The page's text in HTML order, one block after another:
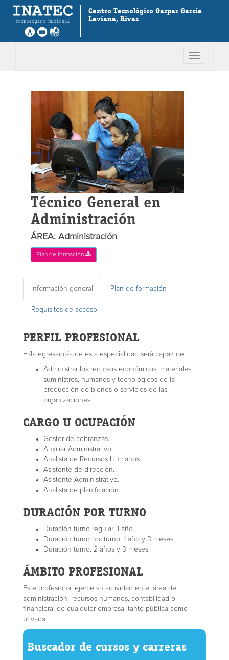
Centro Tecnológico Gaspar García
Laviana, Rivas
Toggle
Técnico General en
Administración
ÁREA: Administración
Plan de formación
Información general Plan de formación
Requisitos de acceso
PERFIL PROFESIONAL
El/la egresado/a de esta especialidad será capaz de:
Administrar los recursos económicos, materiales,
suministros, humanos y tecnológicos de la
producción de bienes o servicios de las
organizaciones.
CARGO U OCUPACIÓN
Gestor de cobranzas.
Auxiliar Administrativo.
Analista de Recursos Humanos.
Asistente de dirección.
Asistente Administrativo.
Analista de planificación.
DURACIÓN POR TURNO
Duración turno regular: 1 año.
Duración turno nocturno: 1 año y 3 meses.
Duración turno: 2 años y 3 meses.
ÁMBITO PROFESIONAL
Este profesional ejerce su actividad en el área de
administración, recursos humanos, contabilidad o
financiera, de cualquier empresa, tanto pública como
privada.
Buscador de cursos y carreras